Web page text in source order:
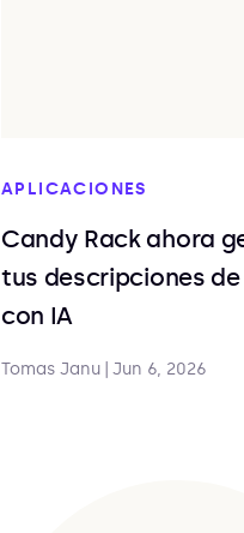
APLICACIONES
Candy Rack ahora
tus descripciones
con IA
Tomas Janu Jun 6, 2026